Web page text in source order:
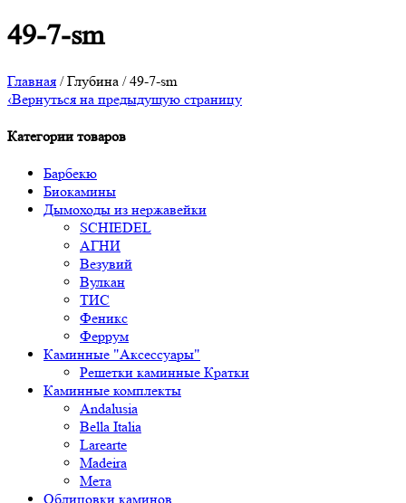
49-7-sm
Главная / Глубина / 49-7-sm
‹Вернуться на предыдущую страницу
Категории товаров
Барбекю
Биокамины
Дымоходы из нержавейки
SCHIEDEL
АГНИ
Везувий
Вулкан
ТИС
Феникс
Феррум
Каминные "Аксессуары"
Решетки каминные Кратки
Каминные комплекты
Andalusia
Bella Italia
Larearte
Madeira
Мета
Облицовки каминов